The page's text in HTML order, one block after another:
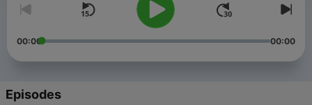
00:00 00:00
Episodes